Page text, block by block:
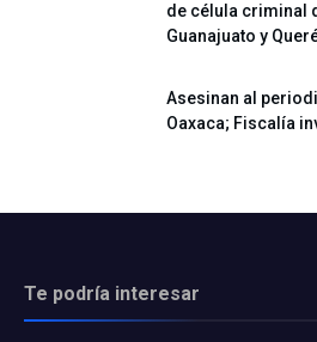
de célula criminal
Guanajuato y
Asesinan al
Oaxaca; Fiscalía
Te podría interesar